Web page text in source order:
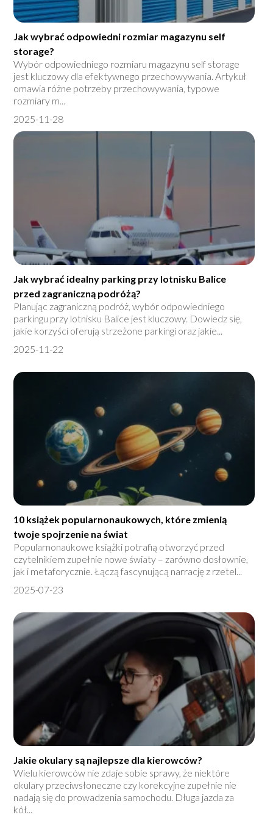
Jak wybrać odpowiedni rozmiar magazynu self
storage?
Wybór odpowiedniego rozmiaru magazynu self storage
jest kluczowy dla efektywnego przechowywania. Artykuł
omawia różne potrzeby przechowywania, typowe
rozmiary m...
2025-11-28
Jak wybrać idealny parking przy lotnisku Balice
przed zagraniczną podróżą?
Planując zagraniczną podróż, wybór odpowiedniego
parkingu przy lotnisku Balice jest kluczowy. Dowiedz się,
jakie korzyści oferują strzeżone parkingi oraz jakie...
2025-11-22
10 książek popularnonaukowych, które zmienią
twoje spojrzenie na świat
Popularnonaukowe książki potrafią otworzyć przed
czytelnikiem zupełnie nowe światy – zarówno dosłownie,
jak i metaforycznie. Łączą fascynującą narrację z rzetel...
2025-07-23
Jakie okulary są najlepsze dla kierowców?
Wielu kierowców nie zdaje sobie sprawy, że niektóre
okulary przeciwsłoneczne czy korekcyjne zupełnie nie
nadają się do prowadzenia samochodu. Długa jazda za
kół...